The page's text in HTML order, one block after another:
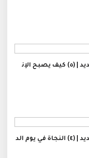
قناة الراعي الصالح | لاهوت العهد الجديد | (٥) كيف يصبح الإن
قناة الراعي الصالح | لاهوت العهد الجديد | (٤) النجاة في يوم الد